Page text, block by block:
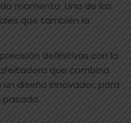
momento. Una de las
que también la
definitivas con la
que combina
diseño innovador, para
pasada.